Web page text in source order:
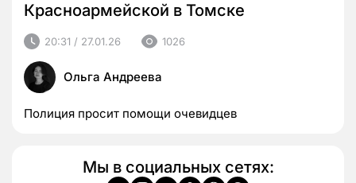
Красноармейской в Томске
20:31 / 27.01.26 1026
Ольга Андреева
Полиция просит помощи очевидцев
Мы в социальных сетях: